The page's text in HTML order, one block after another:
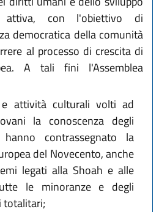
attiva, con l'obiettivo di
democratica della comunità
al processo di crescita di
A tali fini l'Assemblea
e attività culturali volti ad
la conoscenza degli
contrassegnato la
del Novecento, anche
legati alla Shoah e alle
le minoranze e degli
totalitari;